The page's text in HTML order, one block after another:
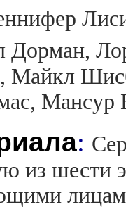
Дорман,
Майкл
Мансур
:
из шести